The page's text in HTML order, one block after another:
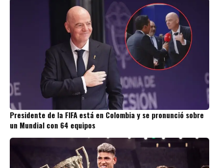
Presidente de la FIFA está en Colombia y se pronunció sobre
un Mundial con 64 equipos